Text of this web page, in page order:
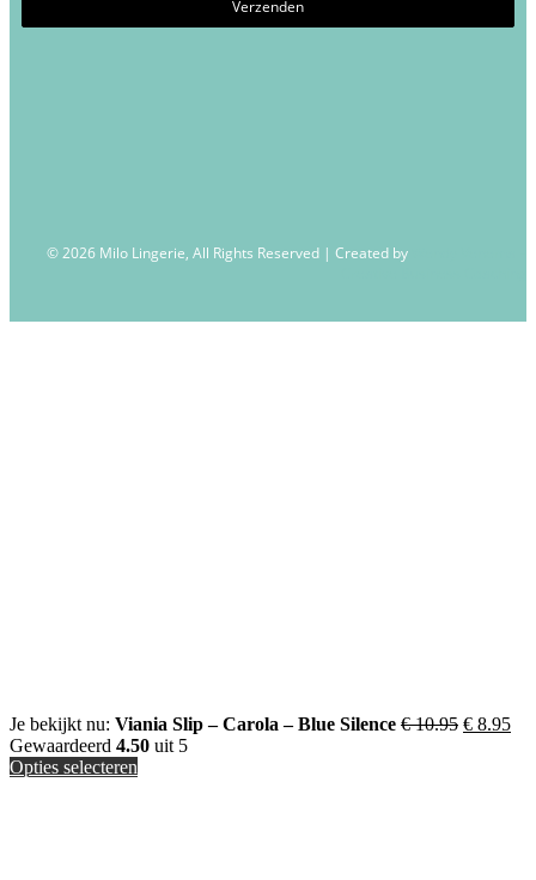
© 2026 Milo Lingerie, All Rights Reserved | Created by
Je bekijkt nu: Viania Slip – Carola – Blue Silence €10.95 € 8.95
Gewaardeerd 4.50 uit 5
Opties selecteren